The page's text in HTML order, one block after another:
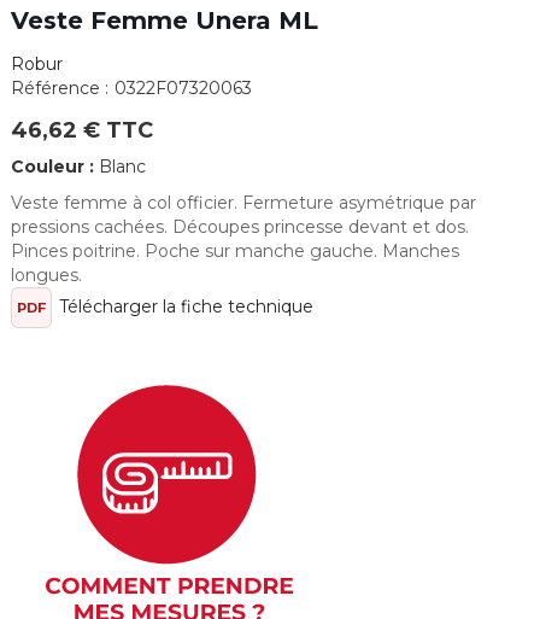
Veste Femme Unera ML
Robur
Référence : 0322F07320063
46,62 € TTC
Couleur : Blanc
Veste femme à col officier. Fermeture asymétrique par
pressions cachées. Découpes princesse devant et dos.
Pinces poitrine. Poche sur manche gauche. Manches
longues.
PDF Télécharger la fiche technique